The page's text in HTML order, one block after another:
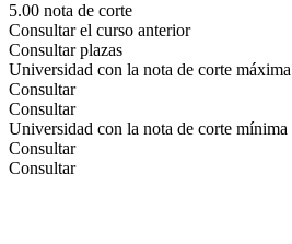
5.00 nota de corte
Consultar el curso anterior
Consultar plazas
Universidad con la nota de corte máxima
Consultar
Consultar
Universidad con la nota de corte mínima
Consultar
Consultar